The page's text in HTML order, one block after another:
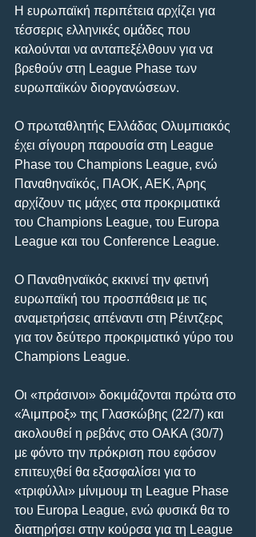
Η ευρωπαϊκή περιπέτεια αρχίζει για
τέσσερις ελληνικές ομάδες που
καλούνται να ανταπεξέλθουν για να
βρεθούν στη League Phase των
ευρωπαϊκών διοργανώσεων.
Ο πρωταθλητής Ελλάδας Ολυμπιακός
έχει σίγουρη παρουσία στη League
Phase του Champions League, ενώ
Παναθηναϊκός, ΠΑΟΚ, ΑΕΚ, Άρης
αρχίζουν τις μάχες στα προκριματικά
του Champions League, του Europa
League και του Conference League.
Ο Παναθηναϊκός εκκινεί την φετινή
ευρωπαϊκή του προσπάθεια με τις
αναμετρήσεις απέναντι στη Ρέιντζερς
για τον δεύτερο προκριματικό γύρο του
Champions League.
Οι «πράσινοι» δοκιμάζονται πρώτα στο
«Άιμπροξ» της Γλασκώβης (22/7) και
ακολουθεί η ρεβάνς στο ΟΑΚΑ (30/7)
με φόντο την πρόκριση που εφόσον
επιτευχθεί θα εξασφαλίσει για το
«τριφύλλι» μίνιμουμ τη League Phase
του Europa League, ενώ φυσικά θα το
διατηρήσει στην κούρσα για τη League